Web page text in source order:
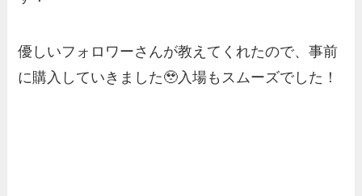
優しいフォロワーさんが教えてくれたので、事前
に購入していきました🥹入場もスムーズでした！